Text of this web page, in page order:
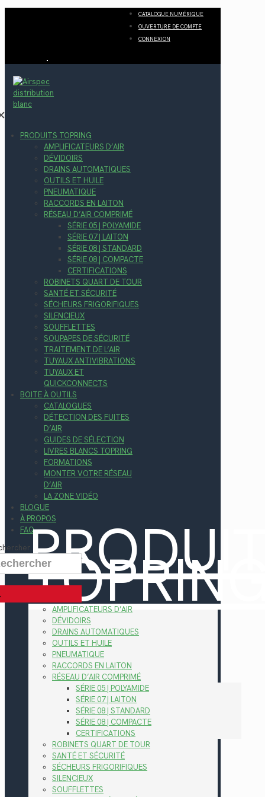
CATALOGUE NUMÉRIQUE
OUVERTURE DE COMPTE
CONNEXION
PRODUITS TOPRING
AMPLIFICATEURS D’AIR
DÉVIDOIRS
DRAINS AUTOMATIQUES
OUTILS ET HUILE
PNEUMATIQUE
RACCORDS EN LAITON
RÉSEAU D’AIR COMPRIMÉ
SÉRIE 05 | POLYAMIDE
SÉRIE 07 | LAITON
SÉRIE 08 | STANDARD
SÉRIE 08 | COMPACTE
CERTIFICATIONS
ROBINETS QUART DE TOUR
SANTÉ ET SÉCURITÉ
SÉCHEURS FRIGORIFIQUES
SILENCIEUX
SOUFFLETTES
SOUPAPES DE SÉCURITÉ
TRAITEMENT DE L’AIR
TUYAUX ANTIVIBRATIONS
TUYAUX ET
QUICKCONNECTS
BOITE À OUTILS
CATALOGUES
DÉTECTION DES FUITES
D’AIR
GUIDES DE SÉLECTION
LIVRES BLANCS TOPRING
FORMATIONS
MONTER VOTRE RÉSEAU
D’AIR
LA ZONE VIDÉO
BLOGUE
À PROPOS
FAQ
AMPLIFICATEURS D’AIR
DÉVIDOIRS
DRAINS AUTOMATIQUES
OUTILS ET HUILE
PNEUMATIQUE
RACCORDS EN LAITON
RÉSEAU D’AIR COMPRIMÉ
SÉRIE 05 | POLYAMIDE
SÉRIE 07 | LAITON
SÉRIE 08 | STANDARD
SÉRIE 08 | COMPACTE
CERTIFICATIONS
ROBINETS QUART DE TOUR
SANTÉ ET SÉCURITÉ
SÉCHEURS FRIGORIFIQUES
SILENCIEUX
SOUFFLETTES